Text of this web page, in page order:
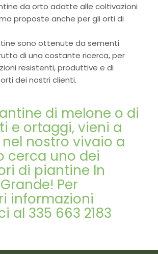
da orto adatte alle coltivazioni
proposte anche per gli orti di
sono ottenute da sementi
di una costante ricerca, per
resistenti, produttive e di
dei nostri clienti.
di melone o di
e ortaggi, vieni a
nostro vivaio a
cerca uno dei
di piantine In
Per
informazioni
al 335 663 2183